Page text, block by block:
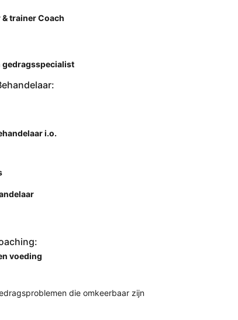
trainer Coach
gedragsspecialist
i.o.
voeding
die omkeerbaar zijn